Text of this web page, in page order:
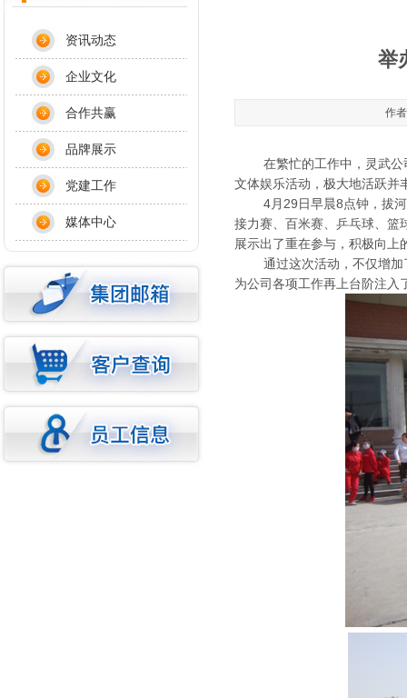
举
作
在繁忙的工作中，灵武公司
文体娱乐活动，极大地活跃并
4月29日早晨8点钟，拔河
接力赛、百米赛、乒乓球、篮
展示出了重在参与，积极向上
通过这次活动，不仅增加了
为公司各项工作再上台阶注入
资讯动态
企业文化
合作共赢
品牌展示
党建工作
媒体中心